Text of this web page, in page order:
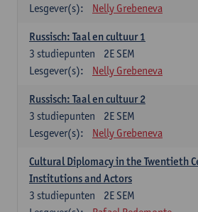
Lesgever(s):
Nelly Grebeneva
Russisch: Taal en cultuur 1
2E SEM
3 studiepunten
Lesgever(s):
Nelly Grebeneva
Russisch: Taal en cultuur 2
2E SEM
3 studiepunten
Lesgever(s):
Nelly Grebeneva
Cultural Diplomacy in the Twentieth
Institutions and Actors
2E SEM
3 studiepunten